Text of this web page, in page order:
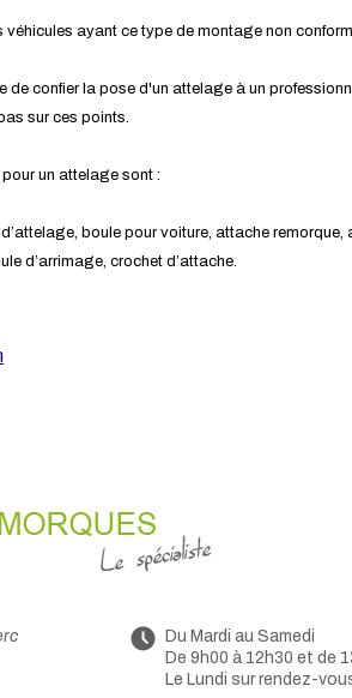
véhicules ayant ce type de montage non
de confier la pose d'un attelage à un
sur ces points.
un attelage sont :
boule pour voiture, attache
d’arrimage, crochet d’attache.
Du Mardi au Samedi
De 9h00 à 12h30 et de
Le Lundi sur rendez-